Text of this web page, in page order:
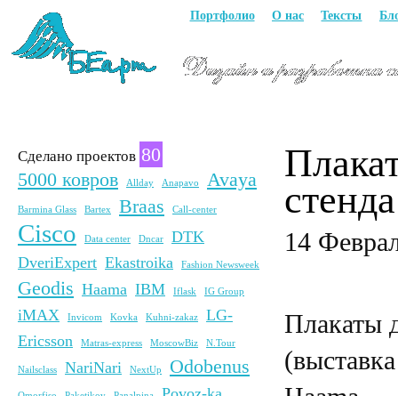
Портфолио О нас Тексты
Сделано проектов 80
5000 ковров
Allday Anapavo Avaya
Barmina Glass Bartex Braas Call-center
Cisco Data center Dncar
DTK
DveriExpert Ekastroika Fashion Newsweek
Geodis Haama IBM Iflask IG Group
iMAX Invicom Kovka Kuhni-zakaz
LG-
Ericsson
Matras-express MoscowBiz N.Tour
Nailsclass NariNari NextUp Odobenus
14
Плакаты